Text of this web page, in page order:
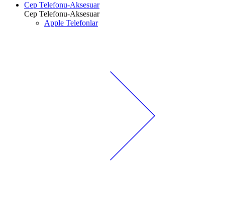
Cep Telefonu-Aksesuar
Cep Telefonu-Aksesuar
Apple Telefonlar